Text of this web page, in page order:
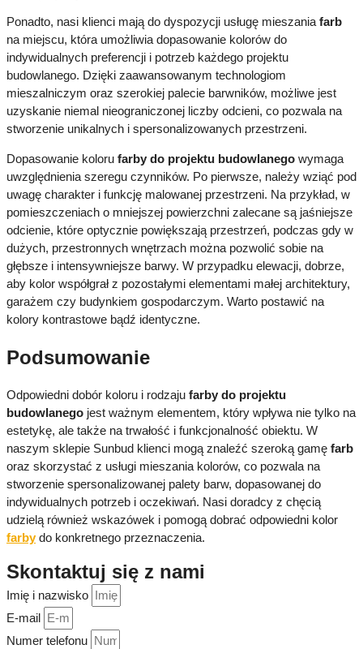
Ponadto, nasi klienci mają do dyspozycji usługę mieszania farb
na miejscu, która umożliwia dopasowanie kolorów do
indywidualnych preferencji i potrzeb każdego projektu
budowlanego. Dzięki zaawansowanym technologiom
mieszalniczym oraz szerokiej palecie barwników, możliwe jest
uzyskanie niemal nieograniczonej liczby odcieni, co pozwala na
stworzenie unikalnych i spersonalizowanych przestrzeni.
Dopasowanie koloru farby do projektu budowlanego wymaga
uwzględnienia szeregu czynników. Po pierwsze, należy wziąć pod
uwagę charakter i funkcję malowanej przestrzeni. Na przykład, w
pomieszczeniach o mniejszej powierzchni zalecane są jaśniejsze
odcienie, które optycznie powiększają przestrzeń, podczas gdy w
dużych, przestronnych wnętrzach można pozwolić sobie na
głębsze i intensywniejsze barwy. W przypadku elewacji, dobrze,
aby kolor współgrał z pozostałymi elementami małej architektury,
garażem czy budynkiem gospodarczym. Warto postawić na
kolory kontrastowe bądź identyczne.
Podsumowanie
Odpowiedni dobór koloru i rodzaju farby do projektu
budowlanego jest ważnym elementem, który wpływa nie tylko na
estetykę, ale także na trwałość i funkcjonalność obiektu. W
naszym sklepie Sunbud klienci mogą znaleźć szeroką gamę farb
oraz skorzystać z usługi mieszania kolorów, co pozwala na
stworzenie spersonalizowanej palety barw, dopasowanej do
indywidualnych potrzeb i oczekiwań. Nasi doradcy z chęcią
udzielą również wskazówek i pomogą dobrać odpowiedni kolor
farbydo konkretnego przeznaczenia.
Skontaktuj się z nami
Imię i nazwisko
E-mail
Numer telefonu